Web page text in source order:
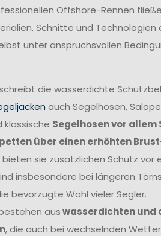
Offshore-Rennen
Schnitte und Technologien
unter anspruchsvollen
die wasserdichte
auch Segelhosen,
klassische Segelhosen vor allem
über einen erhöhten
bieten sie zusätzlichen Schutz vor
insbesondere bei längeren
bevorzugte Wahl vieler Segler.
auswasserdichten und
, die auch bei wechselnden